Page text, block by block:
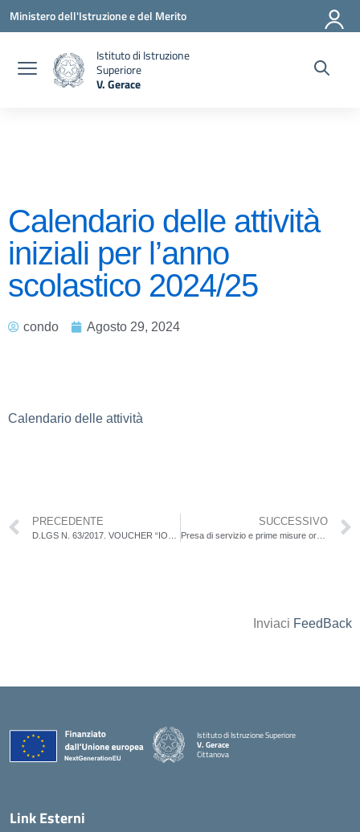
Vai ai contenuti
Vai al menu di navigazione
Vai al footer
Ministero dell'Istruzione e del Merito
Istituto di Istruzione
Superiore
V. Gerace
Calendario delle attività
iniziali per l’anno
scolastico 2024/25
condo Agosto 29, 2024
Calendario delle attività
PRECEDENTE SUCCESSIVO
Presa di servizio e prime misure organizzative – A.S. 2024/25
Inviaci FeedBack
Istituto di Istruzione Superiore
V. Gerace
Cittanova
Link Esterni